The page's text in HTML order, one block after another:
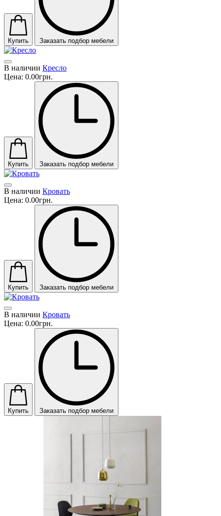
Купить Заказать подбор мебели
В наличии Кресло
Цена: 0.00грн.
Купить Заказать подбор мебели
В наличии Кровать
Цена: 0.00грн.
Купить Заказать подбор мебели
В наличии Кровать
Цена: 0.00грн.
Купить Заказать подбор мебели